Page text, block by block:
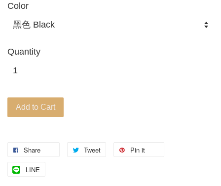
Color
Quantity
Add to Cart
Share Tweet Pin it
LINE